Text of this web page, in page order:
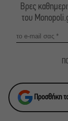
Βρες
του
Προσθήκη